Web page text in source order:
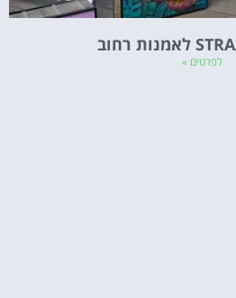
לפרטים »